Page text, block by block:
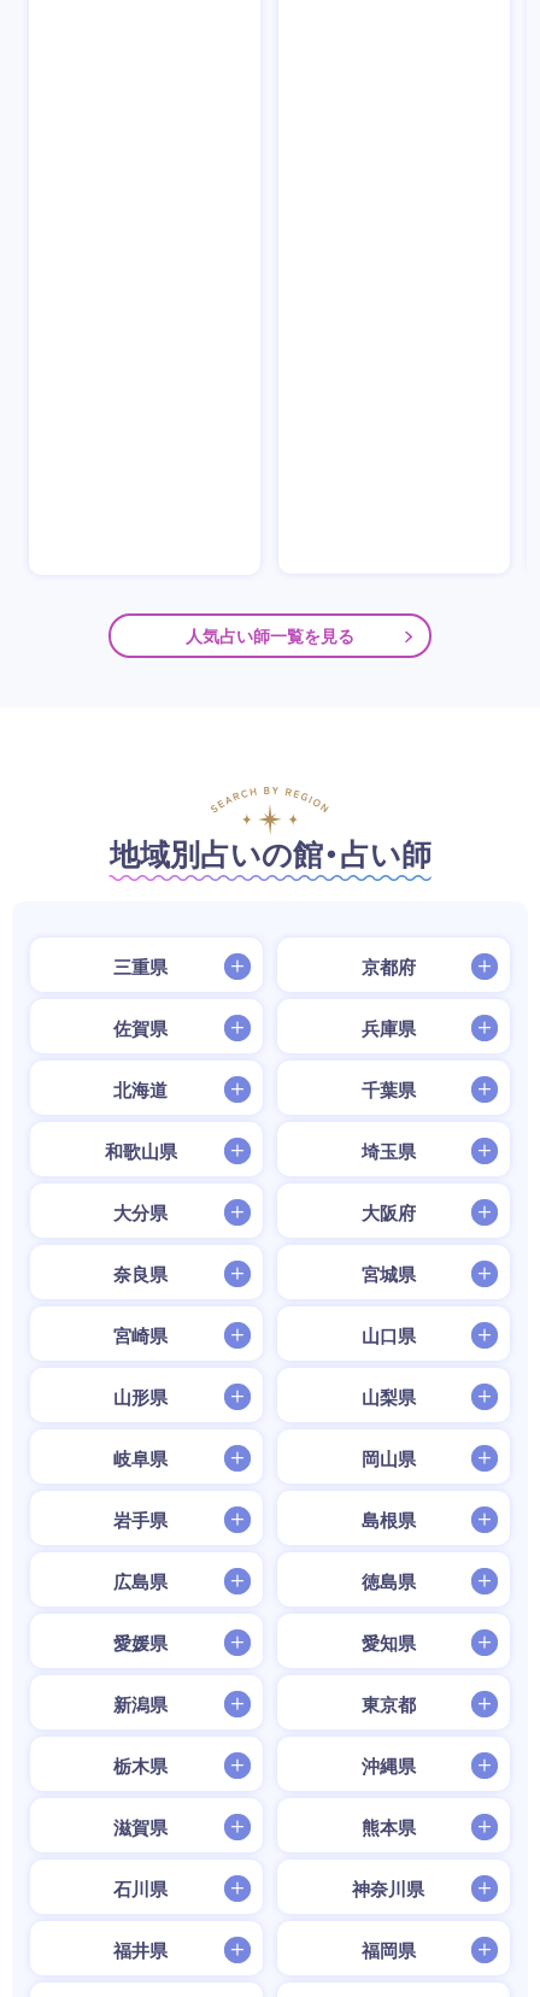
人気占い師一覧を見る
地域別占いの館・占い師
三重県 京都府
佐賀県 兵庫県
北海道 千葉県
和歌山県 埼玉県
大分県 大阪府
奈良県 宮城県
宮崎県 山口県
山形県 山梨県
岐阜県 岡山県
岩手県 島根県
広島県 徳島県
愛媛県 愛知県
新潟県 東京都
栃木県 沖縄県
滋賀県 熊本県
石川県 神奈川県
福井県 福岡県